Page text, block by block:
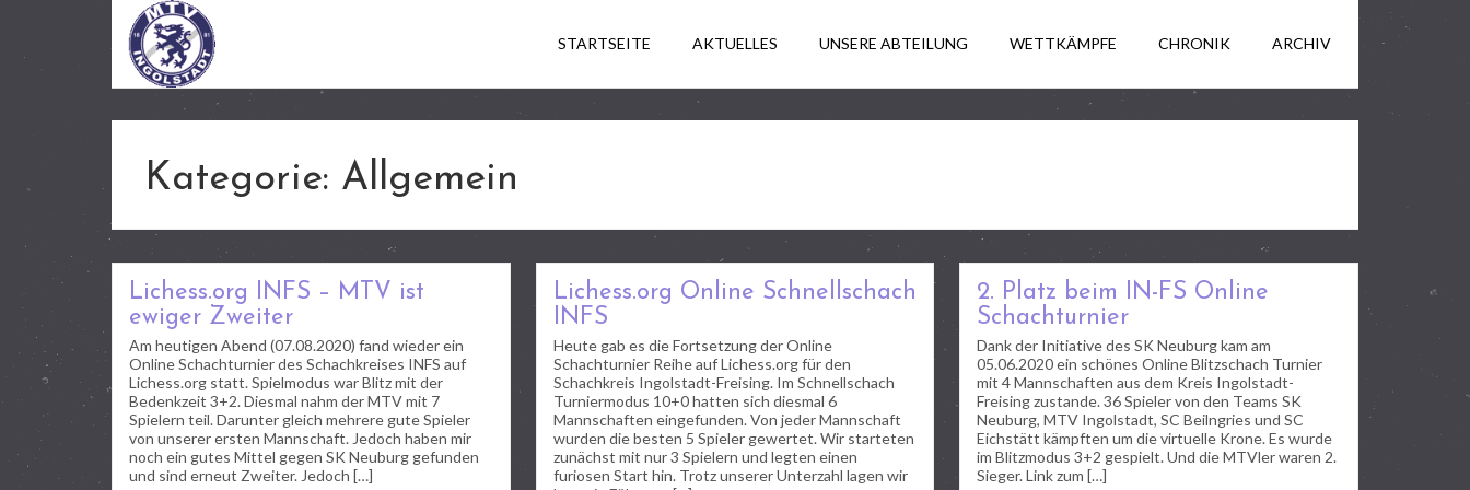
STARTSEITE AKTUELLES UNSERE ABTEILUNG WETTKÄMPFE CHRONIK ARCHIV
Kategorie: Allgemein
Lichess.org INFS – MTV ist
ewiger Zweiter
Am heutigen Abend (07.08.2020) fand wieder ein
Online Schachturnier des Schachkreises INFS auf
Lichess.org statt. Spielmodus war Blitz mit der
Bedenkzeit 3+2. Diesmal nahm der MTV mit 7
Spielern teil. Darunter gleich mehrere gute Spieler
von unserer ersten Mannschaft. Jedoch haben mir
noch ein gutes Mittel gegen SK Neuburg gefunden
und sind erneut Zweiter. Jedoch […]
Lichess.org Online Schnellschach
INFS
Heute gab es die Fortsetzung der Online
Schachturnier Reihe auf Lichess.org für den
Schachkreis Ingolstadt-Freising. Im Schnellschach
Turniermodus 10+0 hatten sich diesmal 6
Mannschaften eingefunden. Von jeder Mannschaft
wurden die besten 5 Spieler gewertet. Wir starteten
zunächst mit nur 3 Spielern und legten einen
furiosen Start hin. Trotz unserer Unterzahl lagen wir
2. Platz beim IN-FS Online
Schachturnier
Dank der Initiative des SK Neuburg kam am
05.06.2020 ein schönes Online Blitzschach Turnier
mit 4 Mannschaften aus dem Kreis Ingolstadt-
Freising zustande. 36 Spieler von den Teams SK
Neuburg, MTV Ingolstadt, SC Beilngries und SC
Eichstätt kämpften um die virtuelle Krone. Es wurde
im Blitzmodus 3+2 gespielt. Und die MTVler waren 2.
Sieger. Link zum […]